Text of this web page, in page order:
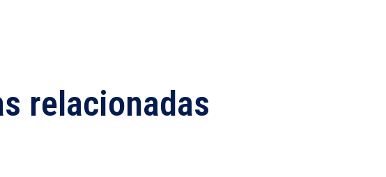
relacionadas